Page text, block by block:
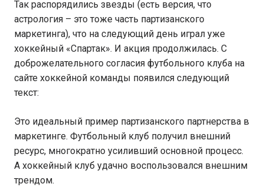
Так распорядились звезды (есть версия, что
астрология – это тоже часть партизанского
маркетинга), что на следующий день играл уже
хоккейный «Спартак». И акция продолжилась. С
доброжелательного согласия футбольного клуба на
сайте хоккейной команды появился следующий
текст:
Это идеальный пример партизанского партнерства в
маркетинге. Футбольный клуб получил внешний
ресурс, многократно усиливший основной процесс.
А хоккейный клуб удачно воспользовался внешним
трендом.